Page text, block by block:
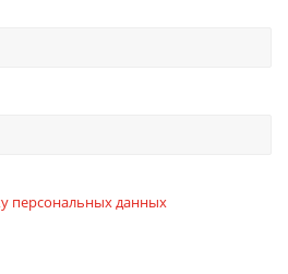
персональных данных